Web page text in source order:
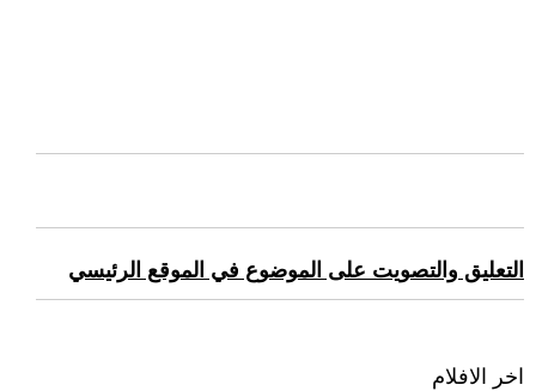
التعليق والتصويت على الموضوع في الموقع الرئيسي
اخر الافلام